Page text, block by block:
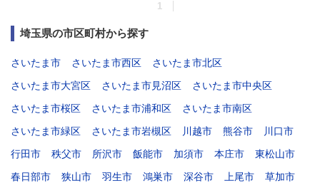
1
埼玉県の市区町村から探す
さいたま市 さいたま市西区
さいたま市北区
さいたま市大宮区
さいたま市見沼区
さいたま市中央区
さいたま市桜区
さいたま市浦和区
さいたま市南区
さいたま市緑区
さいたま市岩槻区 川越市 熊谷市
川口市
行田市
秩父市 所沢市 飯能市 加須市 本庄市
東松山市
春日部市
狭山市 羽生市 鴻巣市 深谷市 上尾市
草加市